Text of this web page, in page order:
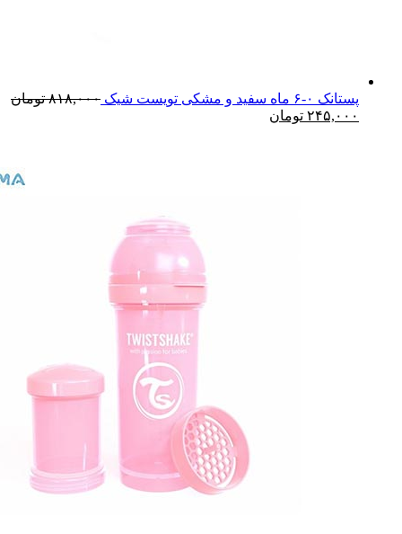
پستانک ۰-۶ ماه سفید و مشکی تویست شیک ۸۱۸,۰۰۰ تومان
۲۴۵,۰۰۰ تومان